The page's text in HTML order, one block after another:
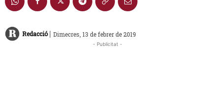
Redacció | Dimecres, 13 de febrer de 2019
- Publicitat -